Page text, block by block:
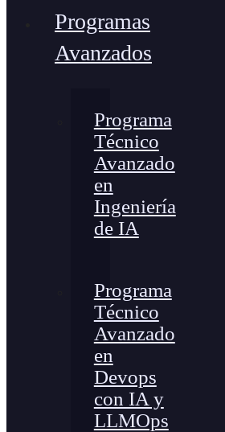
Programas
Avanzados
Programa
Técnico
Avanzado
en
Ingeniería
de IA
Programa
Técnico
Avanzado
en
Devops
con IA y
LLMOps